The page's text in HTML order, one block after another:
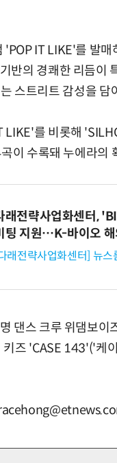
'POP IT LIKE'를 발
반의 경쾌한 리듬이
스트리트 감성을 담
LIKE'를 비롯해
이 수록돼 누에라의
래전략사업화센터,
팅 지원…K-바이오 해
래전략사업화센터] 뉴스
댄스 크루 위댐보
즈 'CASE 143'('케